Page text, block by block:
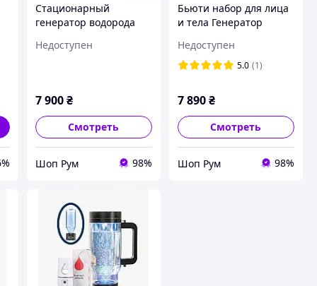
Стационарный
генератор водорода
обогащения витьевой
восстановитель
Недоступен
7 900 ₴
Смотреть
Шоп Рум 98%
Бьюти набор для лица
и тела Генератор
Нано спрей Wava
Набор для омоложения
Недоступен
5.0 (1)
7 890₴
Смотреть
Шоп Рум 98%